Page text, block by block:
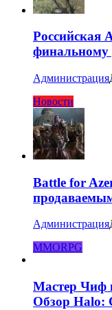
Российская
финальному
Администрация
Новости
Battle for
Администрация
MMORPG
Мастер Чиф
Обзор Halo: